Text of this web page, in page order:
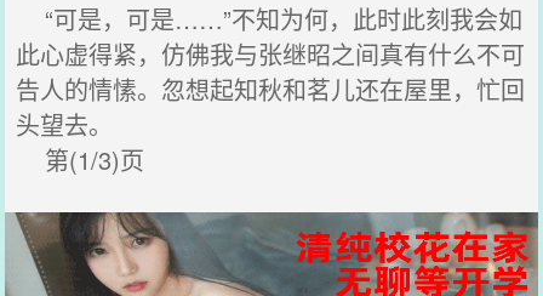
“可是，可是……”不知为何，此时此刻我会如
此心虚得紧，仿佛我与张继昭之间真有什么不可
告人的情愫。忽想起知秋和茗儿还在屋里，忙回
头望去。
第(1/3)页